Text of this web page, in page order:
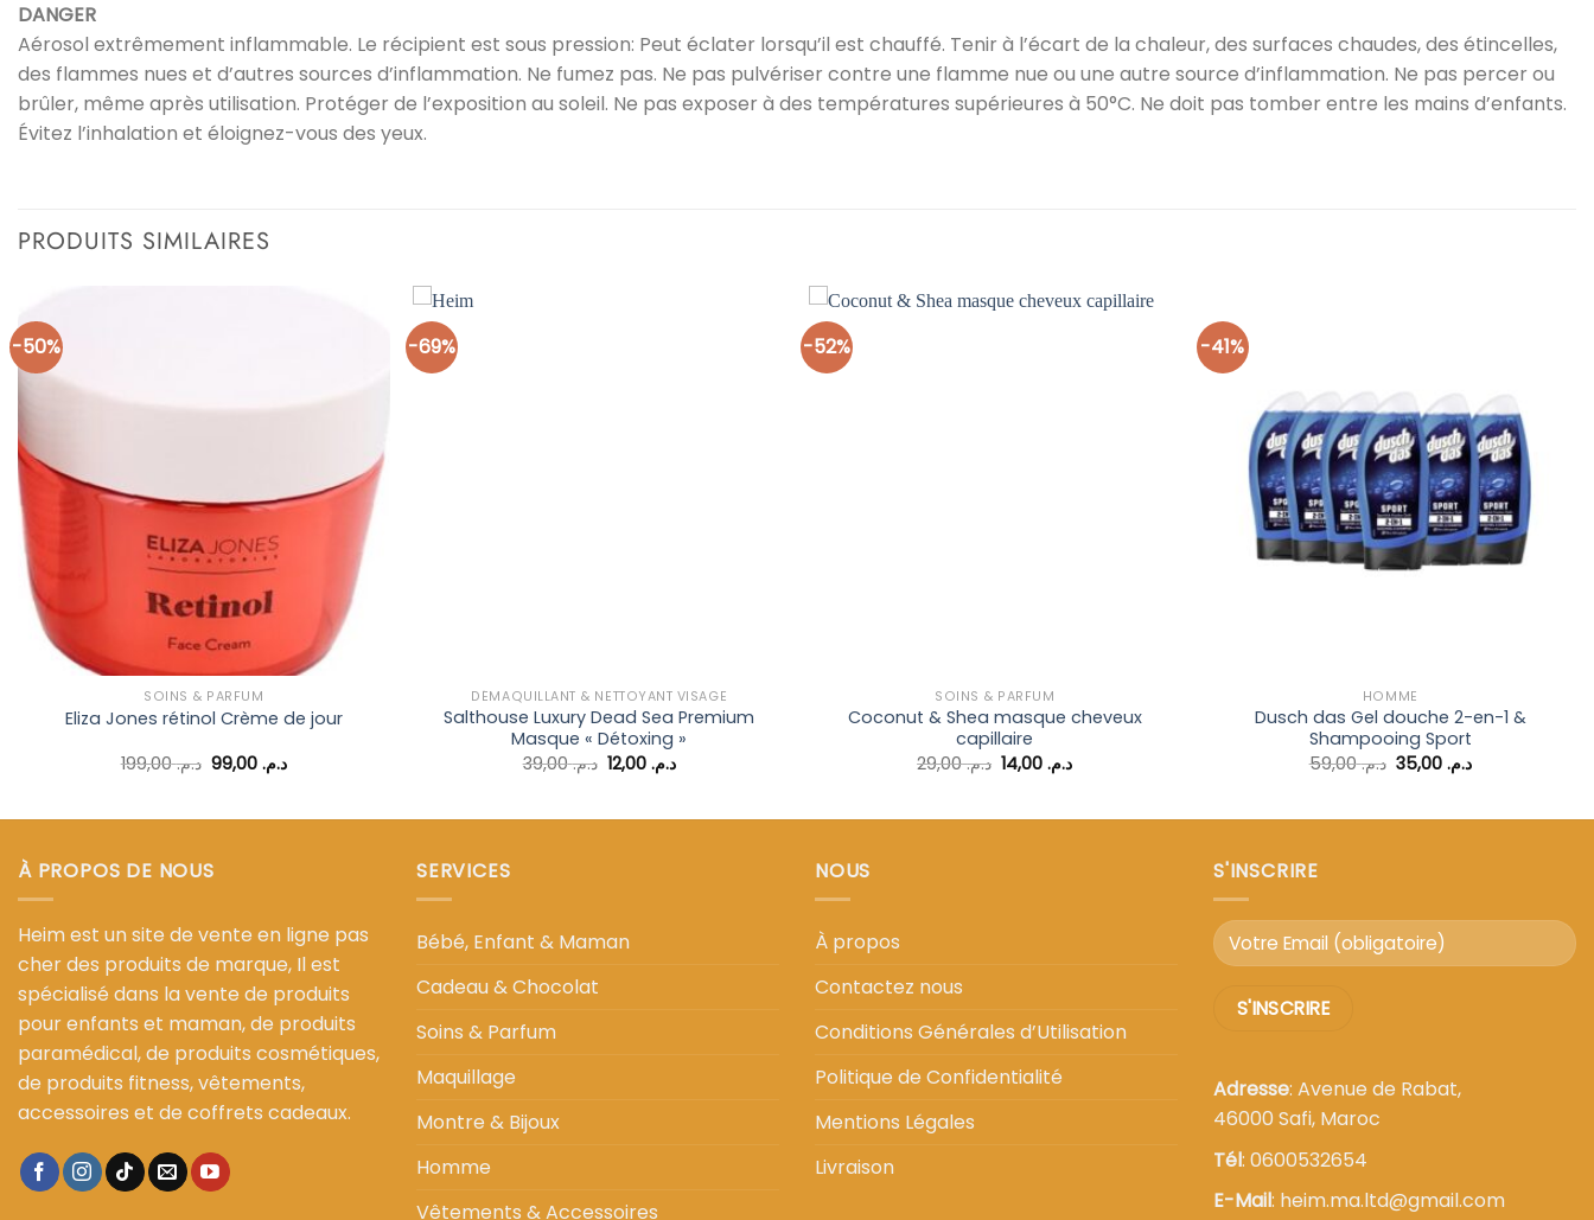
DANGER
Aérosol extrêmement inflammable. Le récipient est sous pression: Peut éclater lorsqu’il est chauffé. Tenir à l’écart de la chaleur, des surfaces chaudes, des étincelles,
des flammes nues et d’autres sources d’inflammation. Ne fumez pas. Ne pas pulvériser contre une flamme nue ou une autre source d’inflammation. Ne pas percer ou
brûler, même après utilisation. Protéger de l’exposition au soleil. Ne pas exposer à des températures supérieures à 50°C. Ne doit pas tomber entre les mains d’enfants.
Évitez l’inhalation et éloignez-vous des yeux.
PRODUITS SIMILAIRES
-50%
SOINS & PARFUM
Eliza Jones rétinol Crème de jour
د.م.199,00 Le
prix
د.م. 99,00 Le
-69%
DÉMAQUILLANT & NETTOYANT VISAGE
Salthouse Luxury Dead Sea Premium
Masque « Détoxing »
د.م.39,00 Le
prix
د.م. 12,00 Le
-52%
SOINS & PARFUM
Coconut & Shea masque cheveux
capillaire
د.م.29,00 Le
prix
د.م.14,00 Le
-41%
à la liste
d’envies
HOMME
Dusch das Gel douche 2-en-1 &
Shampooing Sport
د.م.59,00 Le
prix
د.م. 35,00 Le
À PROPOS DE NOUS
Heim est un site de vente en ligne pas
cher des produits de marque, Il est
spécialisé dans la vente de produits
pour enfants et maman, de produits
paramédical, de produits cosmétiques,
de produits fitness, vêtements,
accessoires et de coffrets cadeaux.
SERVICES
Bébé, Enfant & Maman
Cadeau & Chocolat
Soins & Parfum
Maquillage
Montre & Bijoux
Homme
Vêtements & Accessoires
NOUS
À propos
Contactez nous
Conditions Générales d’Utilisation
Politique de Confidentialité
Mentions Légales
Livraison
S'INSCRIRE
Adresse: Avenue de Rabat,
46000 Safi, Maroc
Tél: 0600532654
E-Mail: heim.ma.ltd@gmail.com